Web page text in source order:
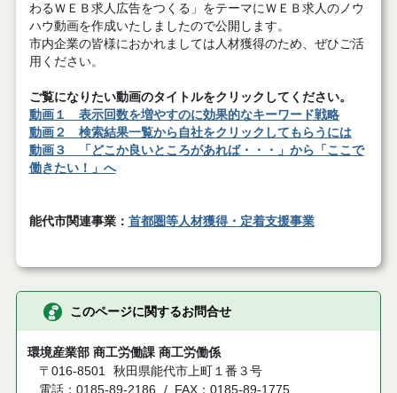
わるＷＥＢ求人広告をつくる」をテーマにＷＥＢ求人のノウ
ハウ動画を作成いたしましたので公開します。
市内企業の皆様におかれましては人材獲得のため、ぜひご活
用ください。
ご覧になりたい動画のタイトルをクリックしてください。
動画１ 表示回数を増やすのに効果的なキーワード戦略
動画２ 検索結果一覧から自社をクリックしてもらうには
動画３ 「どこか良いところがあれば・・・」から「ここで
働きたい！」へ
能代市関連事業： 首都圏等人材獲得・定着支援事業
このページに関するお問合せ
環境産業部 商工労働課 商工労働係
〒016-8501 秋田県能代市上町１番３号
電話：0185-89-2186
FAX：0185-89-1775